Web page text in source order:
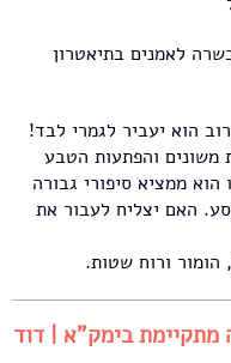
לאמנים בתיאטרון
הוא יעביר לגמרי לבד!
משונים והפתעות הטבע
ממציא סיפורי גבורה
האם יצליח לעבור את
הומור ורוח שטות.
מתקיימת בימק"א | דוד